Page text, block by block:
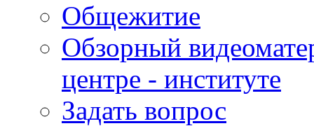
Общежитие
Обзорный
центре - институте
Задать вопрос